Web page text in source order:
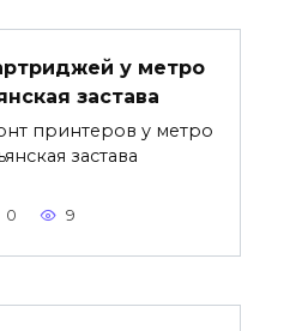
у метро
застава
принтеров у метро
застава
0 9